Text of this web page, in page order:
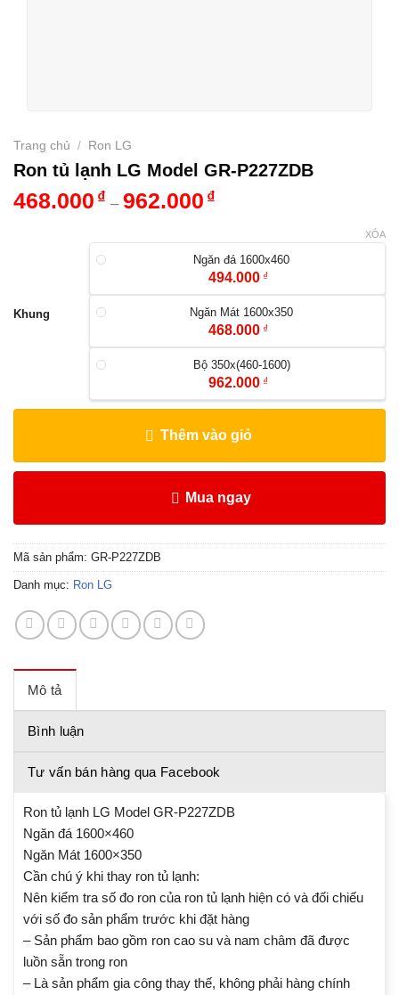
Trang chủ / Ron LG
Ron tủ lạnh LG Model GR-P227ZDB
468.000 ₫ – 962.000 ₫
Khung
Ngăn đá 1600x460
494.000 ₫
Ngăn Mát 1600x350
468.000 ₫
Bộ 350x(460-1600)
962.000 ₫
XÓA
Thêm vào giỏ
Mua ngay
Mã sản phẩm: GR-P227ZDB
Danh mục: Ron LG
Mô tả
Bình luận
Tư vấn bán hàng qua Facebook
Ron tủ lạnh LG Model GR-P227ZDB
Ngăn đá 1600×460
Ngăn Mát 1600×350
Cần chú ý khi thay ron tủ lạnh:
Nên kiểm tra số đo ron của ron tủ lạnh hiện có và đối chiếu
với số đo sản phẩm trước khi đặt hàng
– Sản phẩm bao gồm ron cao su và nam châm đã được
luồn sẵn trong ron
– Là sản phẩm gia công thay thế, không phải hàng chính